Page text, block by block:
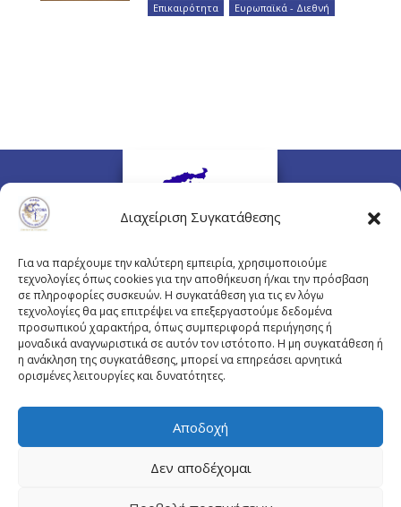
Διαχείριση Συγκατάθεσης
Για να παρέχουμε την καλύτερη εμπειρία, χρησιμοποιούμε
τεχνολογίες όπως cookies για την αποθήκευση ή/και την πρόσβαση
σε πληροφορίες συσκευών. Η συγκατάθεση για τις εν λόγω
τεχνολογίες θα μας επιτρέψει να επεξεργαστούμε δεδομένα
προσωπικού χαρακτήρα, όπως συμπεριφορά περιήγησης ή
μοναδικά αναγνωριστικά σε αυτόν τον ιστότοπο. Η μη συγκατάθεση ή
η ανάκληση της συγκατάθεσης, μπορεί να επηρεάσει αρνητικά
ορισμένες λειτουργίες και δυνατότητες.
Αποδοχή
Δεν αποδέχομαι
Επικαιρότητα Ευρωπαϊκά - Διεθνή
Πλουτάρχου 3, 10675 Αθήνα
Email επικοινωνίας:pisinfo@pis.gr